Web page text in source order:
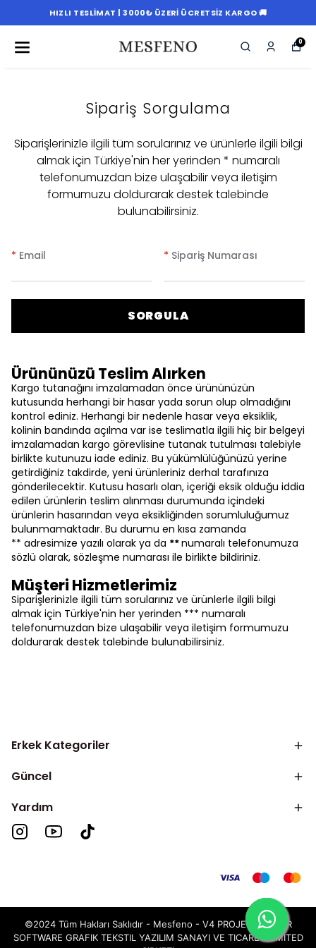
HIZLI TESLIMAT | 3000₺ ÜZERI ÜCRETSIZ KARGO 🚚
0
Sipariş Sorgulama
Siparişlerinizle ilgili tüm sorularınız ve ürünlerle ilgili bilgi
almak için Türkiye'nin her yerinden * numaralı
telefonumuzdan bize ulaşabilir veya iletişim
formumuzu doldurarak destek talebinde
bulunabilirsiniz.
* Email * Sipariş Numarası
SORGULA
Ürününüzü Teslim Alırken
Kargo tutanağını imzalamadan önce ürününüzün
kutusunda herhangi bir hasar yada sorun olup olmadığını
kontrol ediniz. Herhangi bir nedenle hasar veya eksiklik,
kolinin bandında açılma var ise teslimatla ilgili hiç bir belgeyi
imzalamadan kargo görevlisine tutanak tutulması talebiyle
birlikte kutunuzu iade ediniz. Bu yükümlülüğünüzü yerine
getirdiğiniz takdirde, yeni ürünleriniz derhal tarafınıza
gönderilecektir. Kutusu hasarlı olan, içeriği eksik olduğu iddia
edilen ürünlerin teslim alınması durumunda içindeki
ürünlerin hasarından veya eksikliğinden sorumluluğumuz
bulunmamaktadır. Bu durumu en kısa zamanda
** adresimize yazılı olarak ya da **numaralı telefonumuza
sözlü olarak, sözleşme numarası ile birlikte bildiriniz.
Müşteri Hizmetlerimiz
Siparişlerinizle ilgili tüm sorularınız ve ürünlerle ilgili bilgi
almak için Türkiye'nin her yerinden *** numaralı
telefonumuzdan bize ulaşabilir veya iletişim formumuzu
doldurarak destek talebinde bulunabilirsiniz.
Erkek Kategoriler
Güncel
Yardım
©2024 Tüm Hakları Saklıdır - Mesfeno - V4 PROJECT TAILOR
SOFTWARE GRAFIK TEKSTIL YAZILIM SANAYI VE TICARET LIMITED